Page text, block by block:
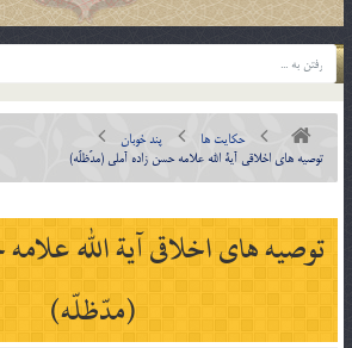
حکایت ها
پند خوبان
توصیه های اخلاقی آیة الله علامه حسن زاده آملی (مدّظلّه)
توصیه های اخلاقی آیة الله
(مدّظلّه)